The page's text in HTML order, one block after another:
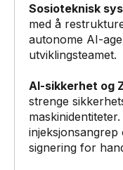
Sosioteknisk
med å
autonome AI-
utviklingsteamet.
AI-sikkerhet og
strenge
signering for